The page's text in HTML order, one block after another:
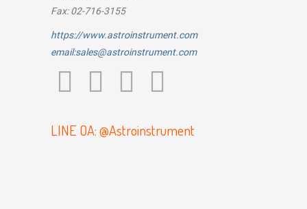
Fax: 02-716-3155
https://www.astroinstrument.com
email:sales@astroinstrument.com
LINE OA: @Astroinstrument